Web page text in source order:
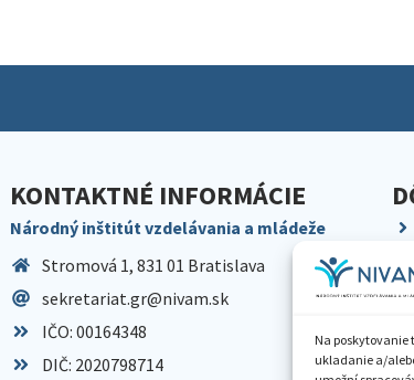
Na poskytovanie
ukladanie a/
KONTAKTNÉ INFORMÁCIE
Národný inštitút vzdelávania a mládeže
Stromová 1, 831 01 Bratislava
sekretariat.gr@nivam.sk
IČO: 00164348
DIČ: 2020798714